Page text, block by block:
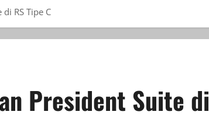
RS Tipe C
President Suite di